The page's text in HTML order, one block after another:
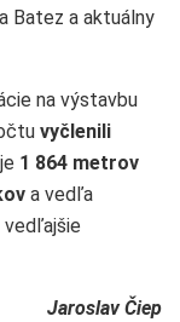
Batez a aktuálny
na výstavbu
vyčlenili
1 864 metrov
a vedľa
vedľajšie
Jaroslav Čiep